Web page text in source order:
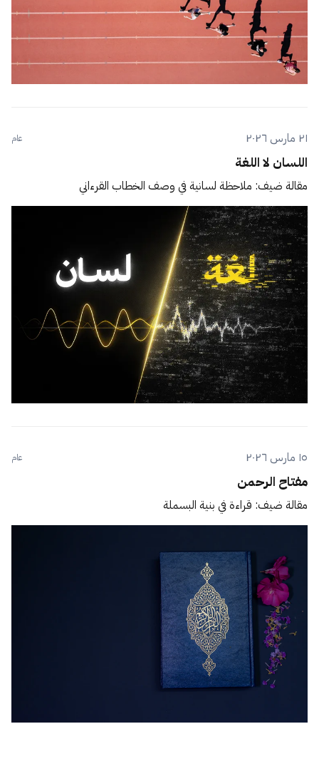
٢١ مارس ٢٠٢٦ عام
اللسان لا اللغة
مقالة ضيف: ملاحظة لسانية في وصف الخطاب القرءاني
١٥ مارس ٢٠٢٦ عام
مفتاح الرحمن
مقالة ضيف: قراءة في بنية البسملة